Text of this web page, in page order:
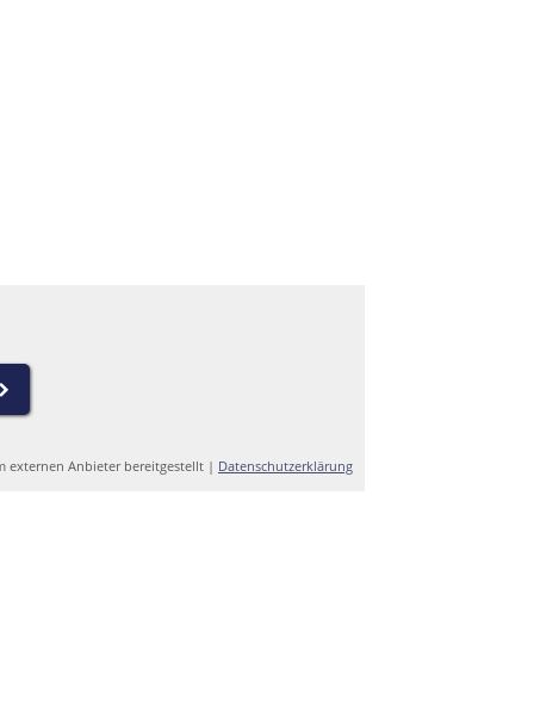
externen Anbieter bereitgestellt | Datenschutzerklärung